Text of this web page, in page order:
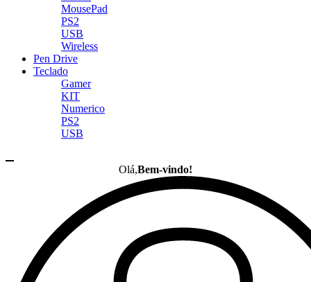
MousePad
PS2
USB
Wireless
Pen Drive
Teclado
Gamer
KIT
Numerico
PS2
USB
Olá,Bem-vindo!